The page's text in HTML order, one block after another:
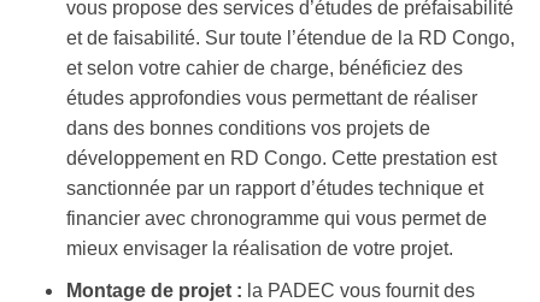
vous propose des services d’études de préfaisabilité
et de faisabilité. Sur toute l’étendue de la RD Congo,
et selon votre cahier de charge, bénéficiez des
études approfondies vous permettant de réaliser
dans des bonnes conditions vos projets de
développement en RD Congo. Cette prestation est
sanctionnée par un rapport d’études technique et
financier avec chronogramme qui vous permet de
mieux envisager la réalisation de votre projet.
Montage de projet : la PADEC vous fournit des